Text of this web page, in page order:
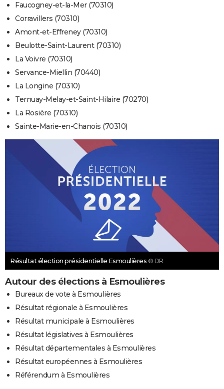
Faucogney-et-la-Mer (70310)
Corravillers (70310)
Amont-et-Effreney (70310)
Beulotte-Saint-Laurent (70310)
La Voivre (70310)
Servance-Miellin (70440)
La Longine (70310)
Ternuay-Melay-et-Saint-Hilaire (70270)
La Rosière (70310)
Sainte-Marie-en-Chanois (70310)
Résultat élection présidentielle Esmoulières © DR
Autour des élections à Esmoulières
Bureaux de vote à Esmoulières
Résultat régionale à Esmoulières
Résultat municipale à Esmoulières
Résultat législatives à Esmoulières
Résultat départementales à Esmoulières
Résultat européennes à Esmoulières
Référendum à Esmoulières